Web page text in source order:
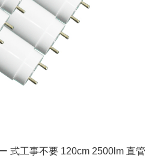
式工事不要 120cm 2500lm 直管